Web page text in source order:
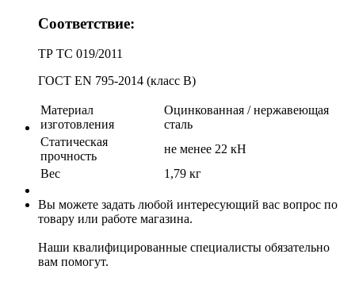
Соответствие:
ТР ТС 019/2011
ГОСТ EN 795-2014 (класс В)
Материал
изготовления
Оцинкованная / нержавеющая
сталь
Статическая
прочность
не менее 22 кН
Вес
1,79 кг
Вы можете задать любой интересующий вас вопрос по
товару или работе магазина.
Наши квалифицированные специалисты обязательно
вам помогут.